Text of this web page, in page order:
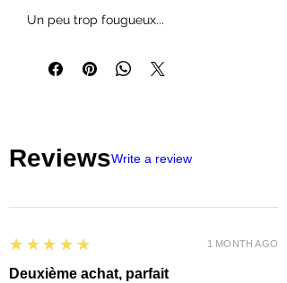
Un peu trop fougueux...
ReviewsWrite a review
5
★★★★★
Deuxième achat, parfait
1 MONTH AGO